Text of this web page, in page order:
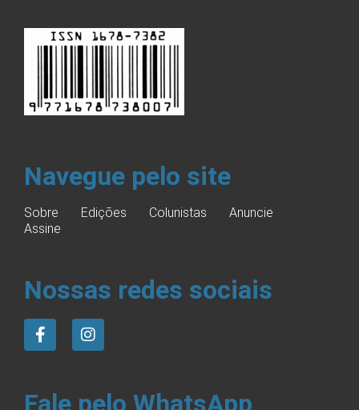
Navegue pelo site
Sobre Edições Colunistas
Anuncie
Assine
Nossas redes sociais
Fale pelo WhatsApp